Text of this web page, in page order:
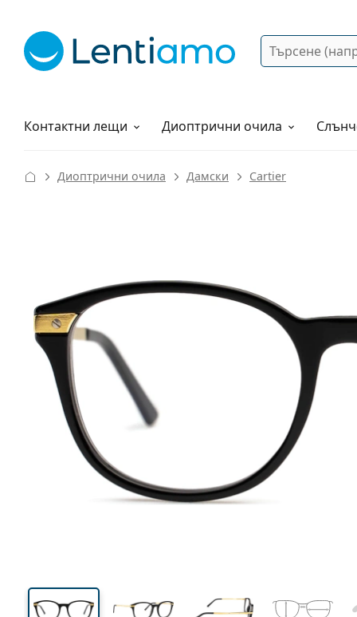
Търсене
Контактни лещи
Разтвори Диоптрични очила
Как да поръчам?
Диоптрични очила Дамски Cartier
42 mm
Височина на стъклото Ширина на стъклото
Ширина
на